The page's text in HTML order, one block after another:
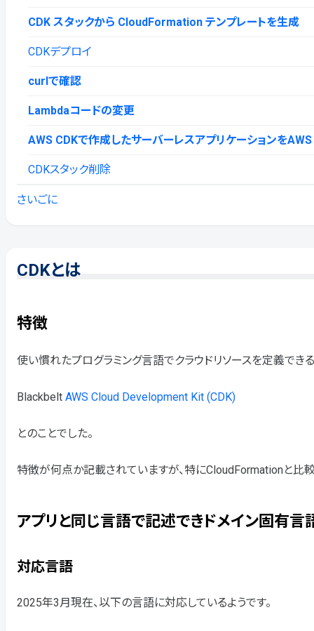
CDK スタックから CloudFormation テンプレートを生成
CDKデプロイ
curlで確認
Lambdaコードの変更
AWS CDKで作成したサーバーレスアプリケーションを
CDKスタック削除
さいごに
CDKとは
特徴
使い慣れたプログラミング⾔語でクラウドリソースを定義でき
Blackbelt AWS Cloud Development Kit (CDK)
とのことでした。
特徴が何点か記載されていますが、特にCloudFormationと比
アプリと同じ⾔語で記述できドメイン固有
対応言語
2025年3月現在、以下の言語に対応しているようです。